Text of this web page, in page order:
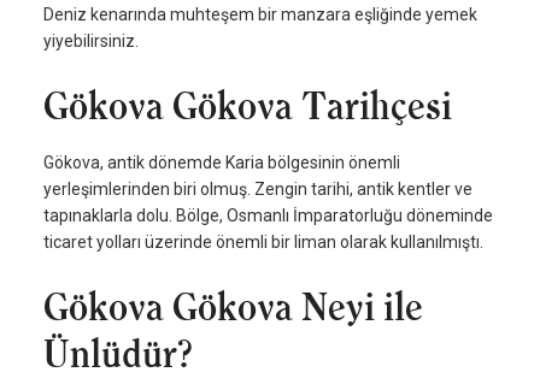
Deniz kenarında muhteşem bir manzara eşliğinde yemek
yiyebilirsiniz.
Gökova Gökova Tarihçesi
Gökova, antik dönemde Karia bölgesinin önemli
yerleşimlerinden biri olmuş. Zengin tarihi, antik kentler ve
tapınaklarla dolu. Bölge, Osmanlı İmparatorluğu döneminde
ticaret yolları üzerinde önemli bir liman olarak kullanılmıştı.
Gökova Gökova Neyi ile
Ünlüdür?